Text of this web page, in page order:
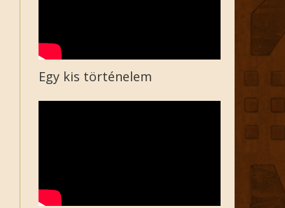
Egy kis történelem